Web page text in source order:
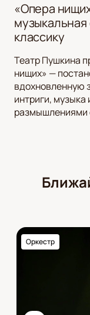
«Опера
классику
Театр Пушкина
нищих» —
вдохновленную
интриги,
размышлениями
Оркестр